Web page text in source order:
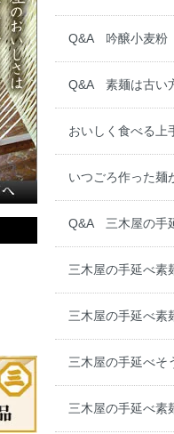
Q&A 吟醸小麦粉
Q&A 素麺は古い
おいしく食べる上
いつごろ作った麺
Q&A 三木屋の手
三木屋の手延べ素
三木屋の手延べ素
三木屋の手延べそ
三木屋の手延べ素